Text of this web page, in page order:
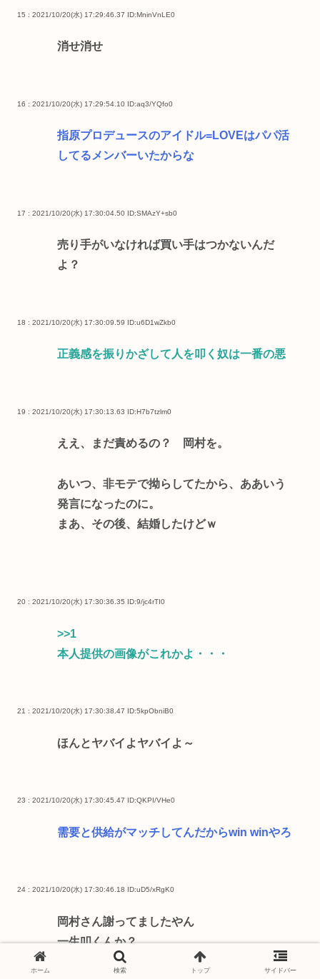
15 : 2021/10/20(水) 17:29:46.37 ID:MninVnLE0
消せ消せ
16 : 2021/10/20(水) 17:29:54.10 ID:aq3/YQfo0
指原プロデュースのアイドル=LOVEはパパ活
してるメンバーいたからな
17 : 2021/10/20(水) 17:30:04.50 ID:SMAzY+sb0
売り手がいなければ買い手はつかないんだ
よ？
18 : 2021/10/20(水) 17:30:09.59 ID:u6D1wZkb0
正義感を振りかざして人を叩く奴は一番の悪
19 : 2021/10/20(水) 17:30:13.63 ID:H7b7tzlm0
ええ、まだ責めるの？ 岡村を。
あいつ、非モテで拗らしてたから、ああいう
発言になったのに。
まあ、その後、結婚したけどｗ
20 : 2021/10/20(水) 17:30:36.35 ID:9/jc4rTI0
>>1
本人提供の画像がこれかよ・・・
21 : 2021/10/20(水) 17:30:38.47 ID:5kpObniB0
ほんとヤバイよヤバイよ～
23 : 2021/10/20(水) 17:30:45.47 ID:QKPI/VHe0
需要と供給がマッチしてんだからwin winやろ
24 : 2021/10/20(水) 17:30:46.18 ID:uD5/xRgK0
岡村さん謝ってましたやん
一生叩くんか？
ホーム 検索 トップ サイドバー